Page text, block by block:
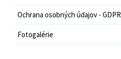
Ochrana osobných údajov - GDPR
Fotogalérie